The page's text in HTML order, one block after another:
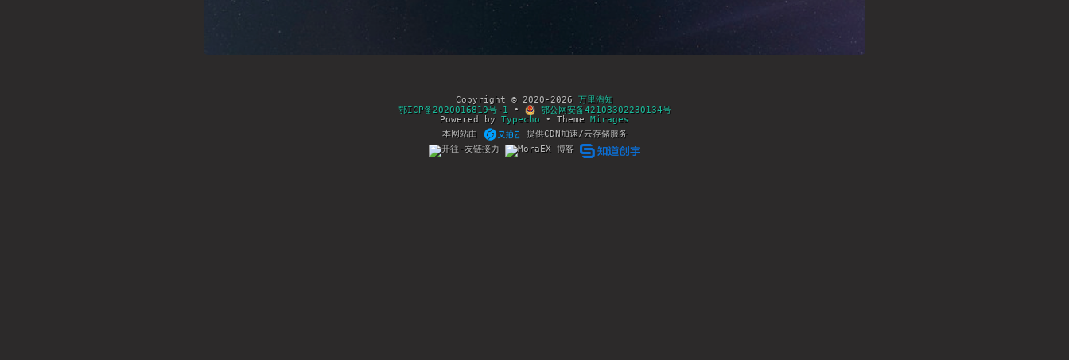
Copyright © 2020-2026 万里淘知
鄂ICP备2020016819号-1 •
鄂公网安备42108302230134号
Powered by Typecho • Theme Mirages
本网站由
提供CDN加速/云存储服务